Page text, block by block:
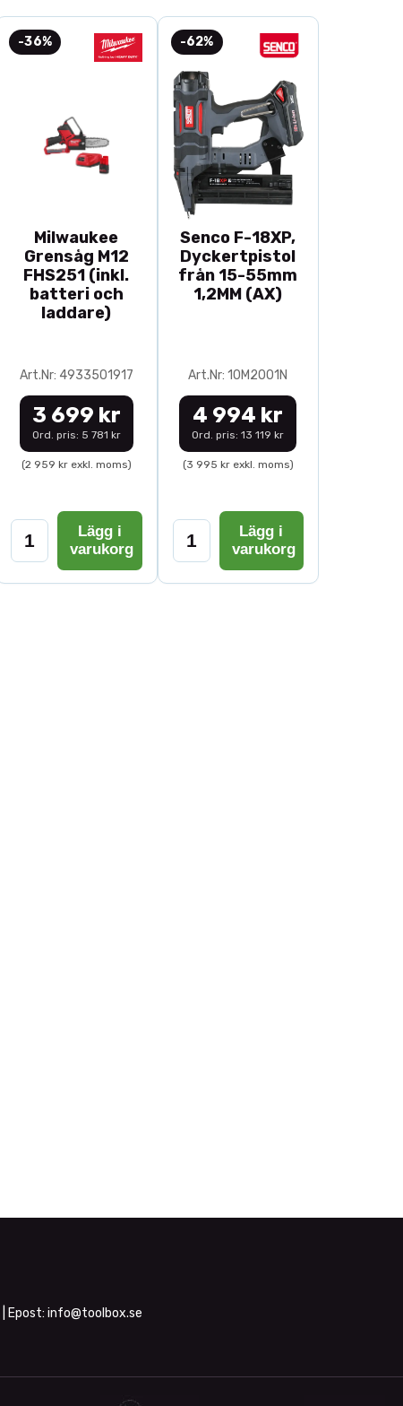
-36%
Milwaukee
Grensåg M12
FHS251 (inkl.
batteri och
laddare)
Art.Nr: 4933501917
3 699 kr
Ord. pris: 5 781 kr
(2 959 kr exkl. moms)
Lägg i
varukorg
-62%
Senco F-18XP,
Dyckertpistol
från 15-55mm
1,2MM (AX)
Art.Nr: 10M2001N
4 994 kr
Ord. pris: 13 119 kr
(3 995 kr exkl. moms)
Lägg i
varukorg
| Epost: info@toolbox.se